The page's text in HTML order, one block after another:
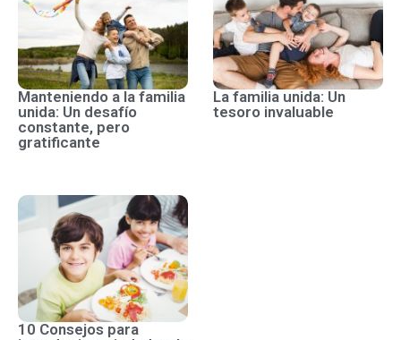
Manteniendo a la familia
unida: Un desafío
constante, pero
gratificante
La familia unida: Un
tesoro invaluable
10 Consejos para